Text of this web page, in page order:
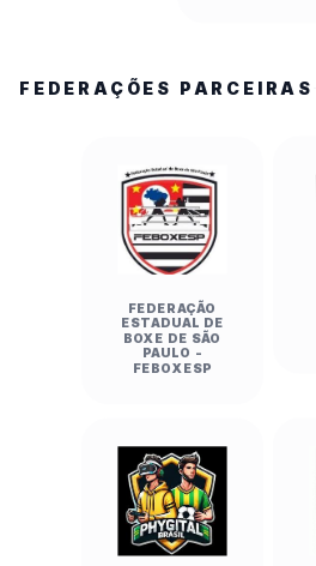
FEDERAÇÕES PARCEIRAS
FEDERAÇÃO
ESTADUAL DE
BOXE DE SÃO
PAULO -
FEBOXESP